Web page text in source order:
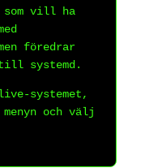
som vill ha
föredrar
systemd.
systemet,
och välj